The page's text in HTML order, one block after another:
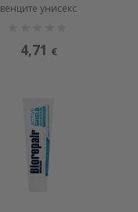
венците унисекс
4,71 €